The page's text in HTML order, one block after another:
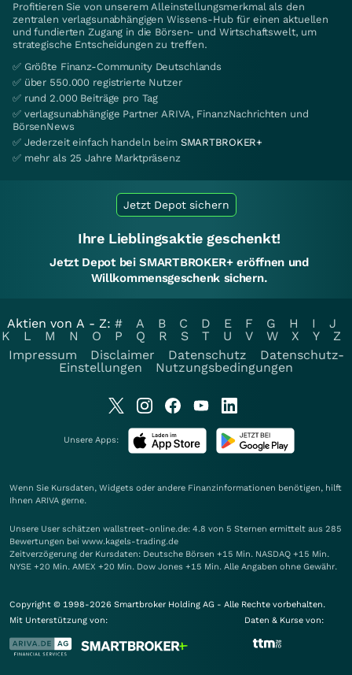
Profitieren Sie von unserem Alleinstellungsmerkmal als den
zentralen verlagsunabhängigen Wissens-Hub für einen aktuellen
und fundierten Zugang in die Börsen- und Wirtschaftswelt, um
strategische Entscheidungen zu treffen.
✅ Größte Finanz-Community Deutschlands
✅ über 550.000 registrierte Nutzer
✅ rund 2.000 Beiträge pro Tag
✅ verlagsunabhängige Partner ARIVA, FinanzNachrichten und
BörsenNews
✅ Jederzeit einfach handeln beim SMARTBROKER+
✅ mehr als 25 Jahre Marktpräsenz
Jetzt Depot sichern
Ihre Lieblingsaktie geschenkt!
Jetzt Depot bei SMARTBROKER+ eröffnen und
Willkommensgeschenk sichern.
Aktien von A - Z: # A B C D E F G H I
J
K
L M N O P Q R S T U V W X Y
Z
Impressum
Disclaimer Datenschutz
Datenschutz-
Einstellungen
Nutzungsbedingungen
Unsere Apps:
Wenn Sie Kursdaten, Widgets oder andere Finanzinformationen benötigen, hilft
Ihnen ARIVA gerne.
Unsere User schätzen wallstreet-online.de: 4.8 von 5 Sternen ermittelt aus 285
Bewertungen bei www.kagels-trading.de
Zeitverzögerung der Kursdaten: Deutsche Börsen +15 Min. NASDAQ +15 Min.
NYSE +20 Min. AMEX +20 Min. Dow Jones +15 Min. Alle Angaben ohne Gewähr.
Copyright © 1998-2026 Smartbroker Holding AG - Alle Rechte vorbehalten.
Mit Unterstützung von:
Daten & Kurse von: